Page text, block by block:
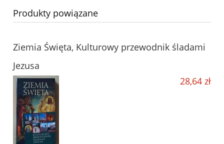
Produkty powiązane
Ziemia Święta, Kulturowy przewodnik śladami
Jezusa
28,64 zł